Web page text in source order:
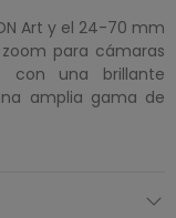
Art y el 24-70 mm
para cámaras
con una brillante
amplia gama de